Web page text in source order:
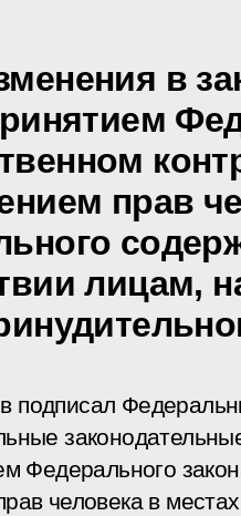
в
прав
лицам,
подписал
Федерального
человека в